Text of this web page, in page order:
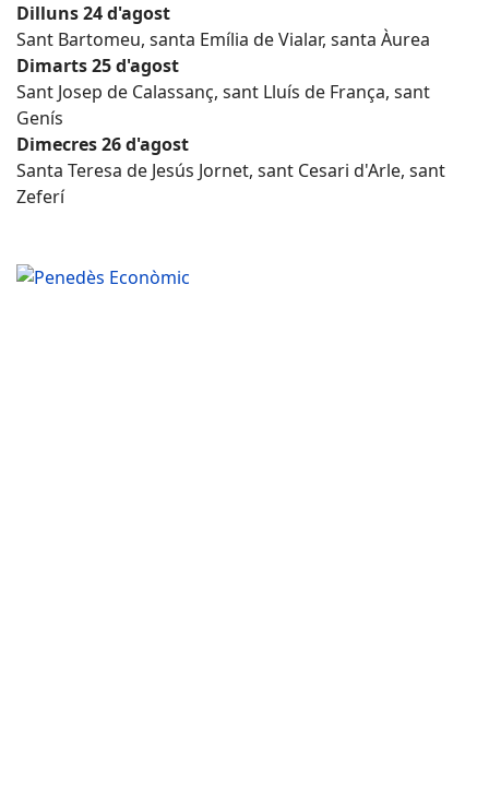
Dilluns 24 d'agost
Sant Bartomeu, santa Emília de Vialar, santa Àurea
Dimarts 25 d'agost
Sant Josep de Calassanç, sant Lluís de França, sant
Genís
Dimecres 26 d'agost
Santa Teresa de Jesús Jornet, sant Cesari d'Arle, sant
Zeferí